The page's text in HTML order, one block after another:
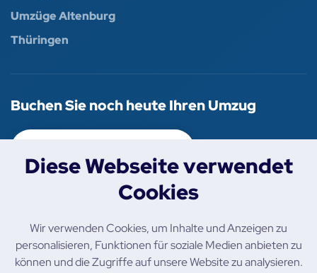
Umzüge Altenburg
Thüringen
Buchen Sie noch heute Ihren Umzug
Folgen Sie uns
Diese Webseite verwendet
Cookies
Wir verwenden Cookies, um Inhalte und Anzeigen zu
personalisieren, Funktionen für soziale Medien anbieten zu
können und die Zugriffe auf unsere Website zu analysieren.